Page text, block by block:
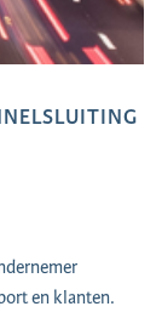
en klanten.